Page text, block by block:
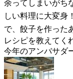
余ってしまいがち
しい料理に大変身
で、餃子を作った
レシピを教えてく
今年のアンバサダ